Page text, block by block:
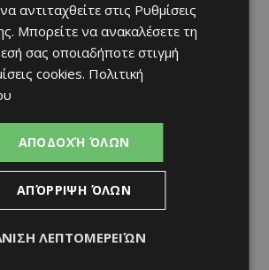
αντιταχθείτε στις Ρυθμίσεις
. Μπορείτε να ανακαλέσετε τη
σας οποιαδήποτε στιγμή
cookies. Πολιτική
ΑΠΟΔΟΧΉ ΌΛΩΝ
ΑΠΌΡΡΙΨΗ ΌΛΩΝ
ΛΕΠΤΟΜΕΡΕΙΏΝ